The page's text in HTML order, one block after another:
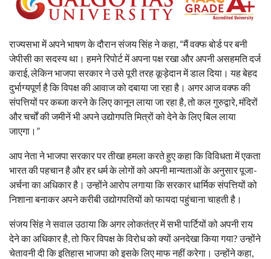
राज्यसभा में अपने भाषण के दौरान संजय सिंह ने कहा, “मैं वक्फ बोर्ड पर बनी
जेपीसी का सदस्य था। हमने रिपोर्ट में अपना पक्ष रखा और अपनी असहमति दर्ज
कराई, लेकिन भाजपा सरकार ने उसे पूरी तरह कूड़ेदान में डाल दिया। यह बेहद
दुर्भाग्यपूर्ण है कि विपक्ष की आवाज को दबाया जा रहा है। अगर आज वक्फ की
संपत्तियों पर कब्जा करने के लिए कानून लाया जा रहा है, तो कल गुरुद्वारे, मंदिरों
और चर्चों की जमीनें भी अपने उद्योगपति मित्रों को देने के लिए बिल लाया
जाएगा।”
आप नेता ने भाजपा सरकार पर तीखा हमला करते हुए कहा कि विविधता में एकता
भारत की पहचान है और हर धर्म के लोगों को अपनी मान्यताओं के अनुसार पूजा-
अर्चना का अधिकार है। उन्होंने आरोप लगाया कि सरकार धार्मिक संपत्तियों को
निशाना बनाकर अपने करीबी उद्योगपतियों को फायदा पहुंचाना चाहती है।
संजय सिंह ने सवाल उठाया कि अगर लोकतंत्र में सभी पार्टियों को अपनी राय
देने का अधिकार है, तो फिर विपक्ष के विरोध को क्यों अनदेखा किया गया? उन्होंने
चेतावनी दी कि इतिहास भाजपा को इसके लिए माफ नहीं करेगा। उन्होंने कहा,